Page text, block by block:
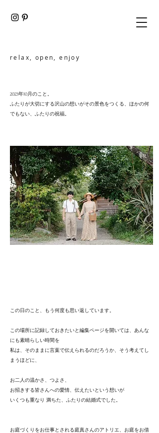
relax, open, enjoy
2023年10月のこと。
ふたりが大切にする沢山の想いがその景色をつくる、ほかの何
でもない、ふたりの祝福。
この日のこと、もう何度も思い返しています。
この場所に記録しておきたいと編集ページを開いては、あんな
にも素晴らしい時間を
私は、そのままに言葉で伝えられるのだろうか、そう考えてし
まうほどに、
お二人の温かさ、つよさ、
お招きする皆さんへの愛情、伝えたいという想いが
いくつも重なり 満ちた、ふたりの結婚式でした。
お庭づくりをお仕事とされる庭真さんのアトリエ、お庭をお借